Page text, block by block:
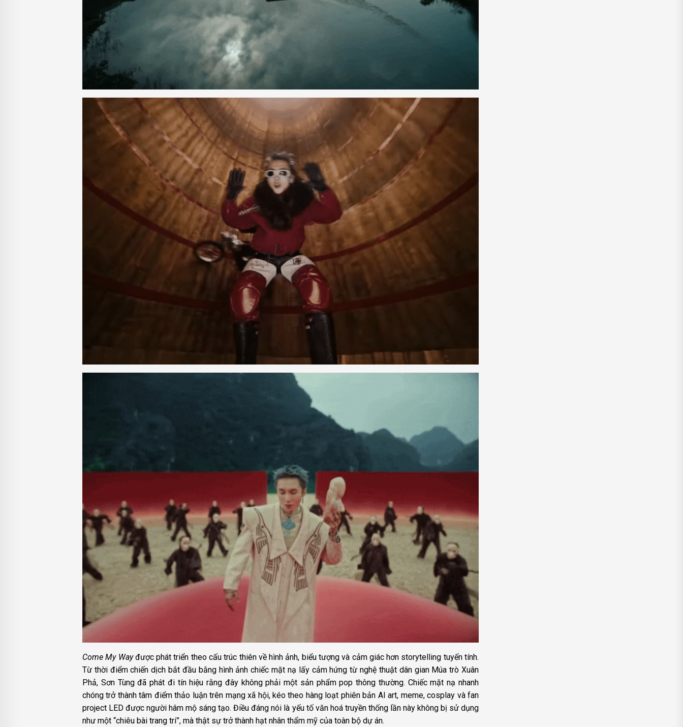
Come My Wayđược phát triển theo cấu trúc thiên về hình ảnh, biểu tượng và cảm giác hơn storytelling tuyến tính.
Từ thời điểm chiến dịch bắt đầu bằng hình ảnh chiếc mặt nạ lấy cảm hứng từ nghệ thuật dân gian Múa trò Xuân
Phả, Sơn Tùng đã phát đi tín hiệu rằng đây không phải một sản phẩm pop thông thường. Chiếc mặt nạ nhanh
chóng trở thành tâm điểm thảo luận trên mạng xã hội, kéo theo hàng loạt phiên bản AI art, meme, cosplay và fan
project LED được người hâm mộ sáng tạo. Điều đáng nói là yếu tố văn hoá truyền thống lần này không bị sử dụng
như một “chiêu bài trang trí”, mà thật sự trở thành hạt nhân thẩm mỹ của toàn bộ dự án.